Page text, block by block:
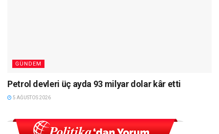
GÜNDEM
Petrol devleri üç ayda 93 milyar dolar kâr etti
5 AĞUSTOS 2026